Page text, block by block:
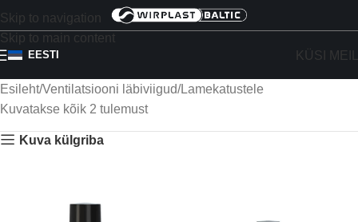
Skip to navigation
Skip to main content
EESTI KÜSI
Esileht Ventilatsiooni läbiviigud Lamekatustele
Kuvatakse kõik 2 tulemust
Kuva külgriba